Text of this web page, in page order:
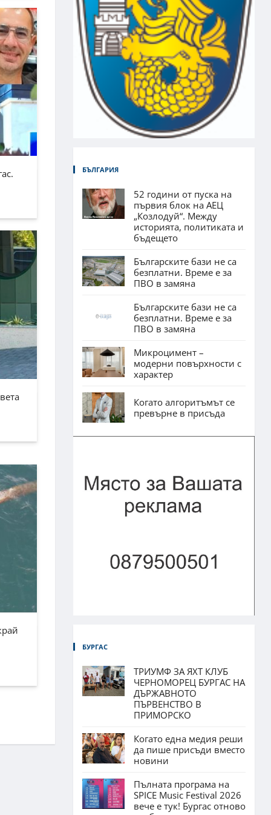
БЪЛГАРИЯ
52 години от пуска на
първия блок на АЕЦ
„Козлодуй“. Между
историята, политиката и
бъдещето
Българските бази не са
безплатни. Време е за
ПВО в замяна
Българските бази не са
безплатни. Време е за
ПВО в замяна
Микроцимент –
модерни повърхности с
характер
Когато алгоритъмът се
превърне в присъда
БУРГАС
ТРИУМФ ЗА ЯХТ КЛУБ
ЧЕРНОМОРЕЦ БУРГАС НА
ДЪРЖАВНОТО
ПЪРВЕНСТВО В
ПРИМОРСКО
Когато една медия реши
да пише присъди вместо
новини
Пълната програма на
SPICE Music Festival 2026
вече е тук! Бургас отново